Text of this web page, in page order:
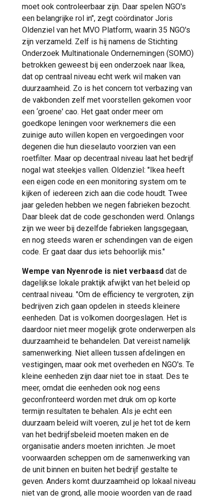
moet ook controleerbaar zijn. Daar spelen NGO's
een belangrijke rol in", zegt coördinator Joris
Oldenziel van het MVO Platform, waarin 35 NGO's
zijn verzameld. Zelf is hij namens de Stichting
Onderzoek Multinationale Ondernemingen (SOMO)
betrokken geweest bij een onderzoek naar Ikea,
dat op centraal niveau echt werk wil maken van
duurzaamheid. Zo is het concern tot verbazing van
de vakbonden zelf met voorstellen gekomen voor
een ‘groene' cao. Het gaat onder meer om
goedkope leningen voor werknemers die een
zuinige auto willen kopen en vergoedingen voor
degenen die hun dieselauto voorzien van een
roetfilter. Maar op decentraal niveau laat het bedrijf
nogal wat steekjes vallen. Oldenziel: "Ikea heeft
een eigen code en een monitoring system om te
kijken of iedereen zich aan die code houdt. Twee
jaar geleden hebben we negen fabrieken bezocht.
Daar bleek dat de code geschonden werd. Onlangs
zijn we weer bij dezelfde fabrieken langsgegaan,
en nog steeds waren er schendingen van de eigen
code. Er gaat daar dus iets behoorlijk mis."
Wempe van Nyenrode is niet verbaasd dat de
dagelijkse lokale praktijk afwijkt van het beleid op
centraal niveau. "Om de efficiency te vergroten, zijn
bedrijven zich gaan opdelen in steeds kleinere
eenheden. Dat is volkomen doorgeslagen. Het is
daardoor niet meer mogelijk grote onderwerpen als
duurzaamheid te behandelen. Dat vereist namelijk
samenwerking. Niet alleen tussen afdelingen en
vestigingen, maar ook met overheden en NGO's. Te
kleine eenheden zijn daar niet toe in staat. Des te
meer, omdat die eenheden ook nog eens
geconfronteerd worden met druk om op korte
termijn resultaten te behalen. Als je echt een
duurzaam beleid wilt voeren, zul je het tot de kern
van het bedrijfsbeleid moeten maken en de
organisatie anders moeten inrichten. Je moet
voorwaarden scheppen om de samenwerking van
de unit binnen en buiten het bedrijf gestalte te
geven. Anders komt duurzaamheid op lokaal niveau
niet van de grond, alle mooie woorden van de raad